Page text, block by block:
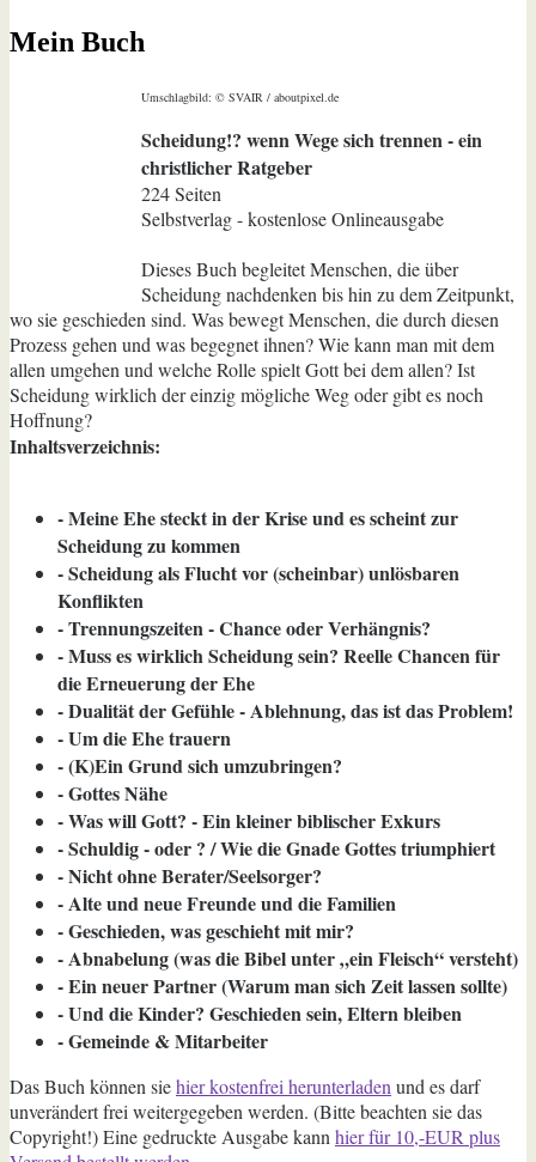
Mein Buch
Umschlagbild: © SVAIR / aboutpixel.de
Scheidung!? wenn Wege sich trennen - ein
christlicher Ratgeber
224 Seiten
Selbstverlag - kostenlose Onlineausgabe
Dieses Buch begleitet Menschen, die über
Scheidung nachdenken bis hin zu dem Zeitpunkt,
wo sie geschieden sind. Was bewegt Menschen, die durch diesen
Prozess gehen und was begegnet ihnen? Wie kann man mit dem
allen umgehen und welche Rolle spielt Gott bei dem allen? Ist
Scheidung wirklich der einzig mögliche Weg oder gibt es noch
Hoffnung?
Inhaltsverzeichnis:
- Meine Ehe steckt in der Krise und es scheint zur
Scheidung zu kommen
- Scheidung als Flucht vor (scheinbar) unlösbaren
Konflikten
- Trennungszeiten - Chance oder Verhängnis?
- Muss es wirklich Scheidung sein? Reelle Chancen für
die Erneuerung der Ehe
- Dualität der Gefühle - Ablehnung, das ist das Problem!
- Um die Ehe trauern
- (K)Ein Grund sich umzubringen?
- Gottes Nähe
- Was will Gott? - Ein kleiner biblischer Exkurs
- Schuldig - oder ? / Wie die Gnade Gottes triumphiert
- Nicht ohne Berater/Seelsorger?
- Alte und neue Freunde und die Familien
- Geschieden, was geschieht mit mir?
- Abnabelung (was die Bibel unter „ein Fleisch“ versteht)
- Ein neuer Partner (Warum man sich Zeit lassen sollte)
- Und die Kinder? Geschieden sein, Eltern bleiben
- Gemeinde & Mitarbeiter
Das Buch können siehier kostenfrei herunterladenund es darf
unverändert frei weitergegeben werden. (Bitte beachten sie das
Copyright!) Eine gedruckte Ausgabe kannhier für 10,-EUR plus